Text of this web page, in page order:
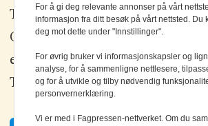
Tlf: +47 67 80 42 80
Olav Brunborgs vei 6, 1396
epost:
Tips oss:
For å gi deg relevante annonser på vårt
informasjon fra ditt besøk på vårt nettsted. Du
deg mot dette under "Innstillinger".
For øvrig bruker vi informasjonskapsler og
analyse, for å sammenligne nettlesere,
og for å utvikle og tilby nødvendig
personvernerklæring.
Vi er med i Fagpressen-nettverket. Om du